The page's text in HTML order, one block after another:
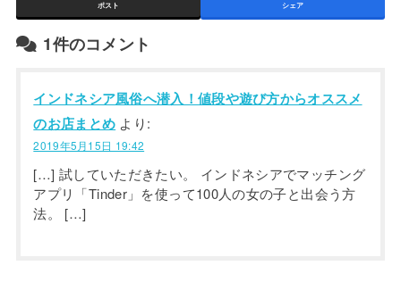
ポスト シェア
1件のコメント
インドネシア風俗へ潜入！値段や遊び方からオススメ
のお店まとめ より:
2019年5月15日 19:42
[…] 試していただきたい。 インドネシアでマッチング
アプリ「Tinder」を使って100人の女の子と出会う方
法。 […]